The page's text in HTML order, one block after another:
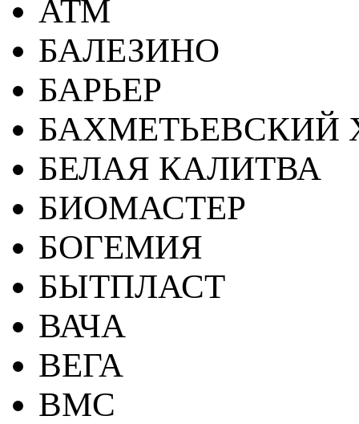
АТМ
БАЛЕЗИНО
БАРЬЕР
БАХМЕТЬЕВСКИЙ
БЕЛАЯ КАЛИТВА
БИОМАСТЕР
БОГЕМИЯ
БЫТПЛАСТ
ВАЧА
ВЕГА
ВМС